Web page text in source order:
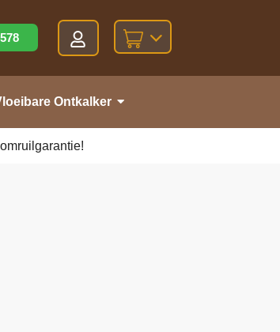
Ontkalker
omruilgarantie!